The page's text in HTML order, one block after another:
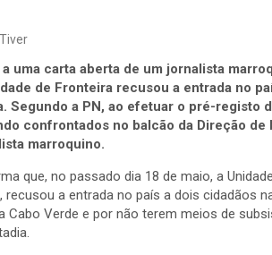
uma carta aberta de um jornalista
de Fronteira recusou a entrada no
Segundo a PN, ao efetuar o pré-registo
confrontados no balcão da Direção
marroquino.
que, no passado dia 18 de maio, a
recusou a entrada no país a dois cidadãos
Cabo Verde e por não terem meios de